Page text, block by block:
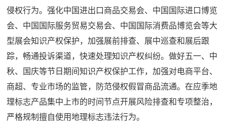
侵权行为。强化中国进出口商品交易会、中国国际进口博览
会、中国国际服务贸易交易会、中国国际消费品博览会等大
型展会知识产权保护，加强展前排查、展中巡查和展后跟
踪，畅通投诉渠道，快速处理知识产权纠纷。做好五一、中
秋、国庆等节日期间知识产权保护工作，加强对电商平台、
商超、专业市场的监管，防范侵权假冒商品流通。在应季地
理标志产品集中上市的时间节点开展风险排查和专项整治，
严格规制擅自使用地理标志违法行为。